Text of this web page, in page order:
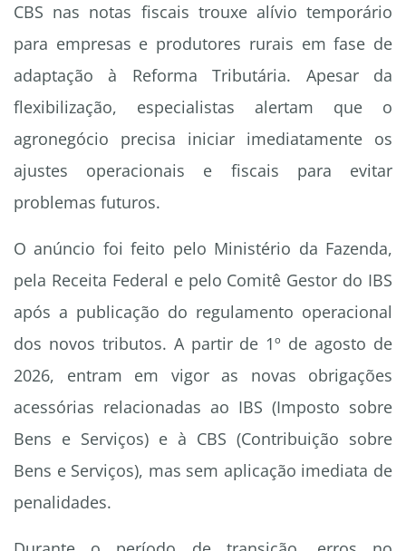
CBS nas notas fiscais trouxe alívio temporário
para empresas e produtores rurais em fase de
adaptação à Reforma Tributária. Apesar da
flexibilização, especialistas alertam que o
agronegócio precisa iniciar imediatamente os
ajustes operacionais e fiscais para evitar
problemas futuros.
O anúncio foi feito pelo Ministério da Fazenda,
pela Receita Federal e pelo Comitê Gestor do IBS
após a publicação do regulamento operacional
dos novos tributos. A partir de 1º de agosto de
2026, entram em vigor as novas obrigações
acessórias relacionadas ao IBS (Imposto sobre
Bens e Serviços) e à CBS (Contribuição sobre
Bens e Serviços), mas sem aplicação imediata de
penalidades.